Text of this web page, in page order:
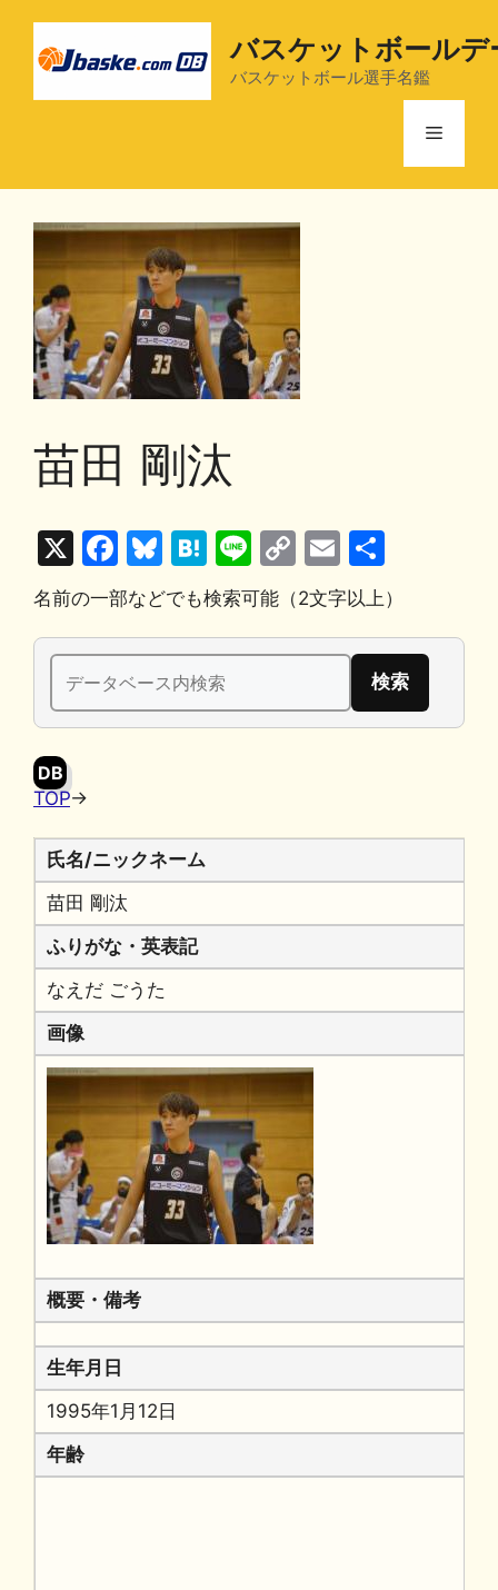
バスケットボールデ
バスケットボール選手名鑑
メ
苗田 剛汰
X
F
a
c
e
b
o
Bl
u
e
s
k
y
H
at
e
n
a
Li
n
e
C
o
p
y
n
E
m
ai
l
有
名前の一部などでも検索可能（2文字以上）
検
索:
DB
TOP→
氏名/ニックネーム
苗田 剛汰
ふりがな・英表記
なえだ ごうた
画像
概要・備考
生年月日
1995年1月12日
年齢